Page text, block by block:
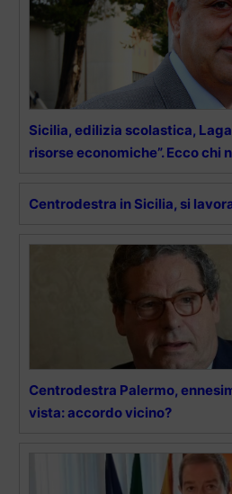
Sicilia, edilizia scolastica,
risorse economiche”. Ecco chi
Centrodestra in Sicilia, si
Centrodestra Palermo,
vista: accordo vicino?